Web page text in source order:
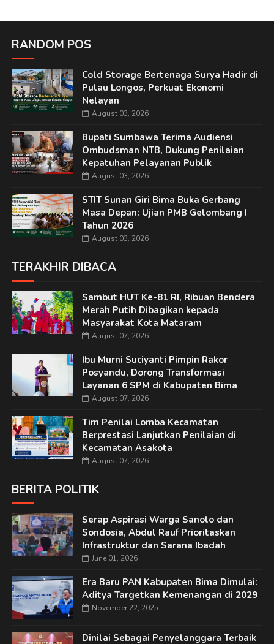
RANDOM POS
Cold Storage Bertenaga Surya Hadir di
Pulau Longos, Perkuat Ekonomi
Nelayan
August 03, 2026
Bupati Sumbawa Terima Audiensi
Ombudsman NTB, Dukung Penilaian
Kepatuhan Pelayanan Publik
August 03, 2026
STIT Sunan Giri Bima Buka Gerbang
Masa Depan: Ujian PMB Gelombang I
Tahun 2026
August 03, 2026
TERAKHIR DIBACA
Sambut HUT Ke-81 RI, Ribuan Bendera
Merah Putih Dibagikan kepada
Masyarakat Kota Mataram
August 07, 2026
Ibu Murni Suciyanti Pimpin Rakor
Posyandu, Dorong Transformasi
Layanan 6 SPM di Kabupaten Bima
August 07, 2026
Tim Penilai Lomba Kecamatan
Berprestasi Lanjutkan Penilaian di
Kecamatan Asakota
August 07, 2026
BERITA POLITIK
Serap Aspirasi Warga Sanolo dan
Sondosia, Abdul Rauf Prioritaskan
Infrastruktur dan Sarana Ibadah
June 01, 2026
Era Baru PAN Kabupaten Bima Dimulai:
Aditya Targetkan Kemenangan di 2029
November 22, 2025
Dinilai Sebagai Penyelanggara Terbaik